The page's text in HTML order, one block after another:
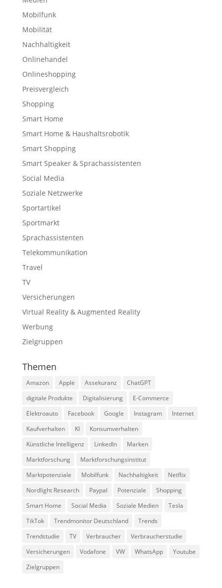
Mobilfunk
Mobilität
Nachhaltigkeit
Onlinehandel
Onlineshopping
Preisvergleich
Shopping
Smart Home
Smart Home & Haushaltsrobotik
Smart Shopping
Smart Speaker & Sprachassistenten
Social Media
Soziale Netzwerke
Sportartikel
Sportmarkt
Sprachassistenten
Telekommunikation
Travel
TV
Versicherungen
Virtual Reality & Augmented Reality
Werbung
Zielgruppen
Themen
Amazon Apple Assekuranz
ChatGPT
digitale Produkte
Digitalisierung
E-Commerce
Elektroauto
Facebook Google Instagram
Internet
Kaufverhalten
KI
Konsumverhalten
Künstliche Intelligenz
LinkedIn
Marken
Marktforschung
Marktforschungsinstitut
Marktpotenziale
Mobilfunk Nachhaltigkeit
Netflix
Nordlight Research
Paypal Potenziale
Shopping
Smart Home
Social Media Soziale Medien
Tesla
TikTok
Trendmonitor Deutschland
Trends
Trendstudie
TV Verbraucher
Verbraucherstudie
Versicherungen
Vodafone VW WhatsApp
Youtube
Zielgruppen